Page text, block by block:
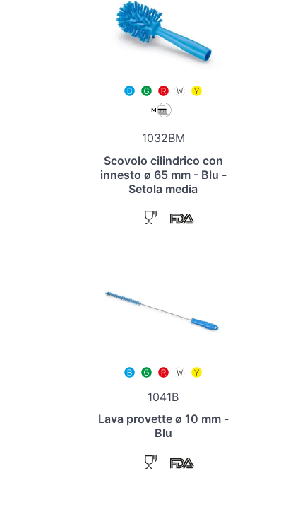
1032BM
Scovolo cilindrico con
innesto ø 65 mm - Blu -
Setola media
1041B
Lava provette ø 10 mm -
Blu